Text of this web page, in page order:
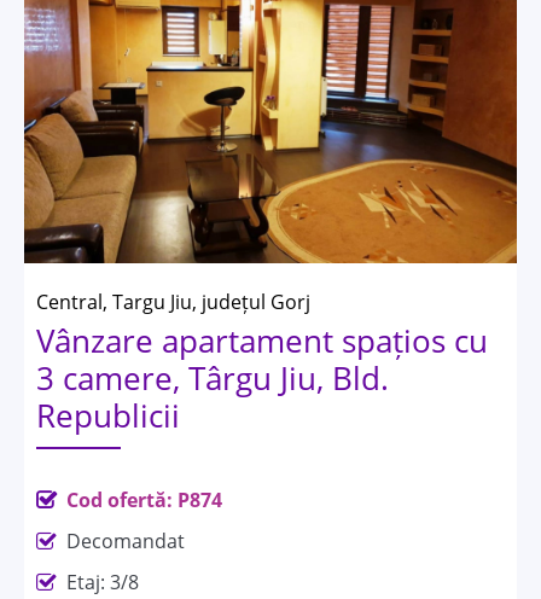
Central, Targu Jiu, județul Gorj
Vânzare apartament spațios cu
3 camere, Târgu Jiu, Bld.
Republicii
Cod ofertă: P874
Decomandat
Etaj: 3/8